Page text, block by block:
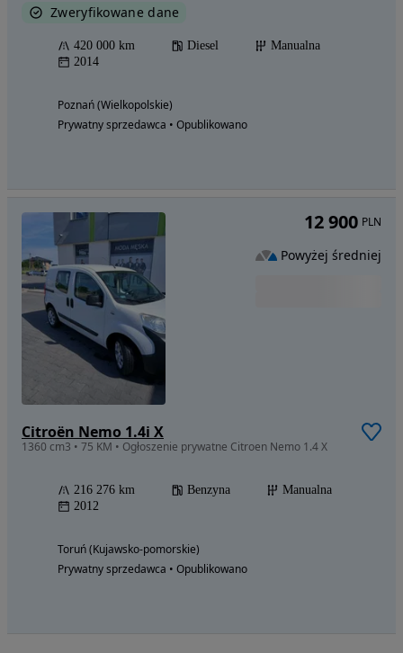
Zweryfikowane dane
420 000 km Diesel
Manualna
2014
Poznań (Wielkopolskie)
Prywatny sprzedawca • Opublikowano
Citroën Nemo 1.4i X
1360 cm3 • 75 KM • Ogłoszenie prywatne Citroen Nemo 1.4 X
216 276 km Benzyna
Manualna
2012
Toruń (Kujawsko-pomorskie)
Prywatny sprzedawca • Opublikowano
12 900 PLN
Powyżej średniej